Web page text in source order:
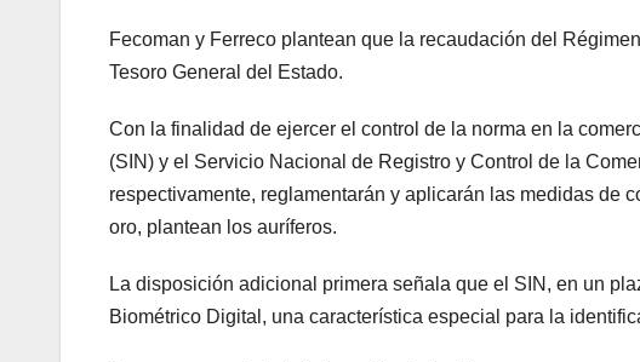
Fecoman y Ferreco plantean que la recaudación del
Tesoro General del Estado.
Con la finalidad de ejercer el control de la norma en la
(SIN) y el Servicio Nacional de Registro y Control de la
respectivamente, reglamentarán y aplicarán las medidas de
oro, plantean los auríferos.
La disposición adicional primera señala que el SIN, en un
Biométrico Digital, una característica especial para la